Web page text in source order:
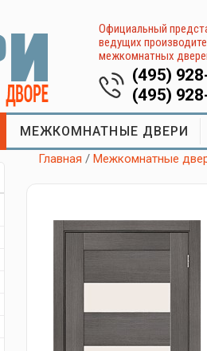
Официальный
ведущих
межкомнатных
(495)
(495)
МЕЖКОМНАТНЫЕ ДВЕРИ
Главная /Межкомнатные